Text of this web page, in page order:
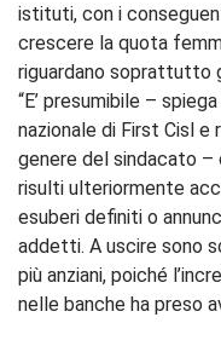
istituti, con i
crescere la quota
riguardano soprattutto
“E’ presumibile –
nazionale di First Cisl
genere del sindacato –
risulti ulteriormente
esuberi definiti o
addetti. A uscire sono
più anziani, poiché
nelle banche ha preso